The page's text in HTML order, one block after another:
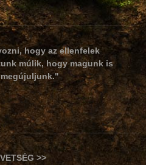
hogy az ellenfelek
múlik, hogy magunk is
>>